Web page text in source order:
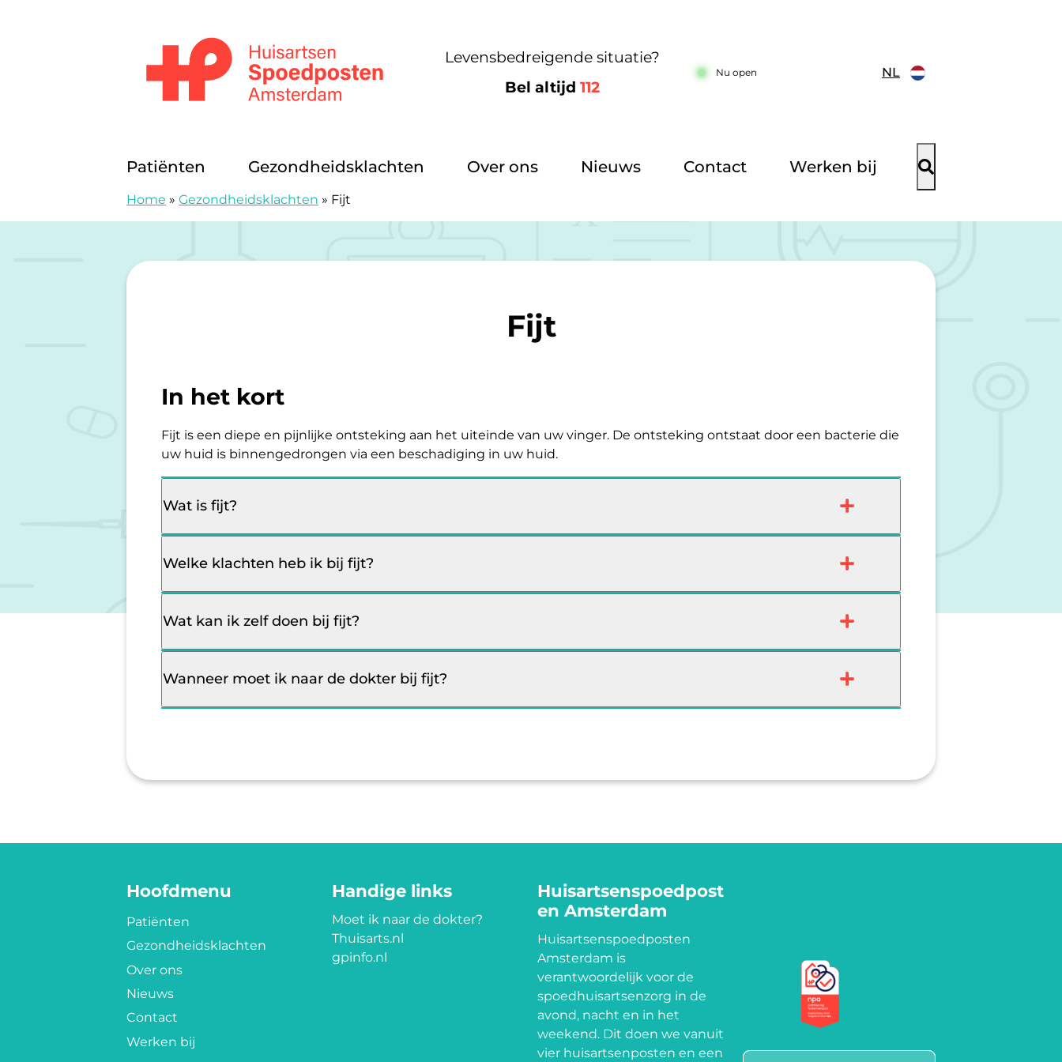
Levensbedreigende situatie?
Bel altijd 112
Nu open NL
Patiënten Gezondheidsklachten Over ons Nieuws Contact Werken bij
Home » Gezondheidsklachten » Fijt
Fijt
In het kort
Fijt is een diepe en pijnlijke ontsteking aan het uiteinde van uw vinger. De ontsteking ontstaat door een bacterie die
uw huid is binnengedrongen via een beschadiging in uw huid.
Wat is fijt?
Welke klachten heb ik bij fijt?
Wat kan ik zelf doen bij fijt?
Wanneer moet ik naar de dokter bij fijt?
Hoofdmenu
Patiënten
Gezondheidsklachten
Over ons
Nieuws
Contact
Werken bij
Handige links
Moet ik naar de dokter?
Thuisarts.nl
gpinfo.nl
Huisartsenspoedpost
en Amsterdam
Huisartsenspoedposten
Amsterdam is
verantwoordelijk voor de
spoedhuisartsenzorg in de
avond, nacht en in het
weekend. Dit doen we vanuit
vier huisartsenposten en een